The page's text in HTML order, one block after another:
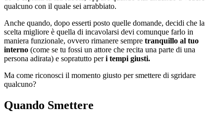
qualcuno con il quale sei arrabbiato.
Anche quando, dopo esserti posto quelle domande, decidi che la
scelta migliore è quella di incavolarsi devi comunque farlo in
maniera funzionale, ovvero rimanere sempre tranquillo al tuo
interno (come se tu fossi un attore che recita una parte di una
persona adirata) e sopratutto peri tempi giusti.
Ma come riconosci il momento giusto per smettere di sgridare
qualcuno?
Quando Smettere